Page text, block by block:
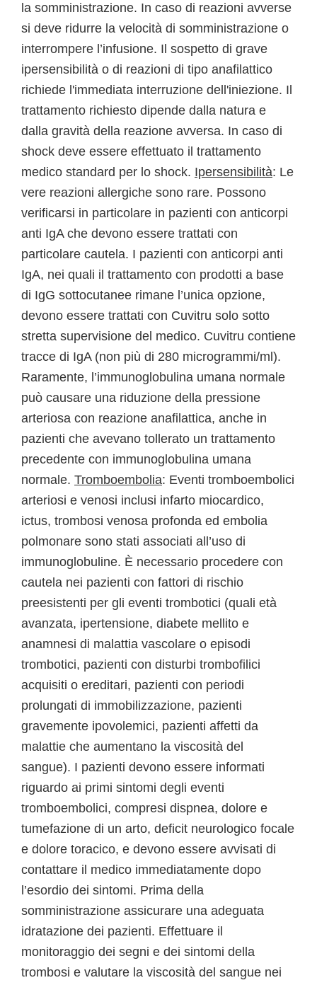
la somministrazione. In caso di reazioni avverse
si deve ridurre la velocità di somministrazione o
interrompere l’infusione. Il sospetto di grave
ipersensibilità o di reazioni di tipo anafilattico
richiede l'immediata interruzione dell'iniezione. Il
trattamento richiesto dipende dalla natura e
dalla gravità della reazione avversa. In caso di
shock deve essere effettuato il trattamento
medico standard per lo shock. Ipersensibilità: Le
vere reazioni allergiche sono rare. Possono
verificarsi in particolare in pazienti con anticorpi
anti IgA che devono essere trattati con
particolare cautela. I pazienti con anticorpi anti
IgA, nei quali il trattamento con prodotti a base
di IgG sottocutanee rimane l’unica opzione,
devono essere trattati con Cuvitru solo sotto
stretta supervisione del medico. Cuvitru contiene
tracce di IgA (non più di 280 microgrammi/ml).
Raramente, l’immunoglobulina umana normale
può causare una riduzione della pressione
arteriosa con reazione anafilattica, anche in
pazienti che avevano tollerato un trattamento
precedente con immunoglobulina umana
normale. Tromboembolia: Eventi tromboembolici
arteriosi e venosi inclusi infarto miocardico,
ictus, trombosi venosa profonda ed embolia
polmonare sono stati associati all’uso di
immunoglobuline. È necessario procedere con
cautela nei pazienti con fattori di rischio
preesistenti per gli eventi trombotici (quali età
avanzata, ipertensione, diabete mellito e
anamnesi di malattia vascolare o episodi
trombotici, pazienti con disturbi trombofilici
acquisiti o ereditari, pazienti con periodi
prolungati di immobilizzazione, pazienti
gravemente ipovolemici, pazienti affetti da
malattie che aumentano la viscosità del
sangue). I pazienti devono essere informati
riguardo ai primi sintomi degli eventi
tromboembolici, compresi dispnea, dolore e
tumefazione di un arto, deficit neurologico focale
e dolore toracico, e devono essere avvisati di
contattare il medico immediatamente dopo
l’esordio dei sintomi. Prima della
somministrazione assicurare una adeguata
idratazione dei pazienti. Effettuare il
monitoraggio dei segni e dei sintomi della
trombosi e valutare la viscosità del sangue nei